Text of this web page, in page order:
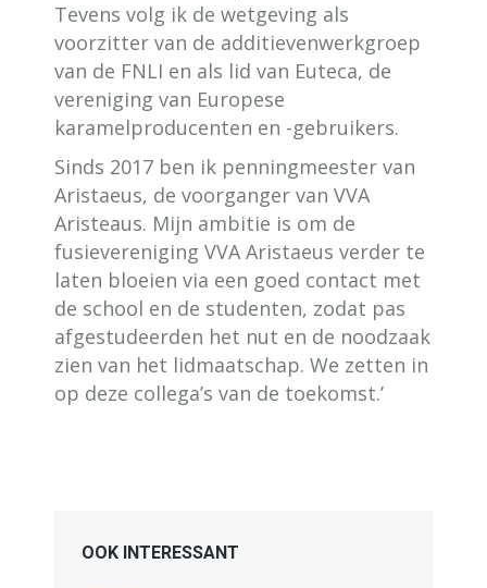
Tevens volg ik de wetgeving als
voorzitter van de additievenwerkgroep
van de FNLI en als lid van Euteca, de
vereniging van Europese
karamelproducenten en -gebruikers.
Sinds 2017 ben ik penningmeester van
Aristaeus, de voorganger van VVA
Aristeaus. Mijn ambitie is om de
fusievereniging VVA Aristaeus verder te
laten bloeien via een goed contact met
de school en de studenten, zodat pas
afgestudeerden het nut en de noodzaak
zien van het lidmaatschap. We zetten in
op deze collega’s van de toekomst.’
OOK INTERESSANT